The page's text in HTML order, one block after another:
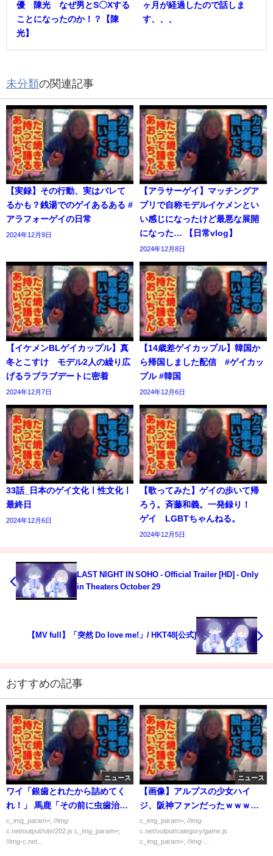
優 陳光 なぜ男とS〇Xする
ことになったのか！？【陳
光】
ヶ月が経過したので話しま
す、、、
未分類の関連記事
【実録】その行動、実はバレて
るかも？銭湯でのゲイあるある #
アラフォーゲイの日常
2024年12月9日
【アラサーゲイ】マッチングア
プリで自称モデルイケメンとい
い感じになったけど最悪な展開
になった… 【日常vlog】
2024年12月8日
【イケメンBLゲイカップル】真
冬とこすけ モデル2人の繰り広
げるラブラブデートに密着
2024年12月7日
【14歳差ゲイカップル】韓国か
ら帰国しました配信 #ゲイカッ
プル #韓国
2024年12月6日
33話_日本のゲイ文化ㅣ性文化ㅣ
最終日
2024年12月6日
【歌ってみた】ゲイの歩いて帰
ろう。斉藤和義。一発録り！
ゲイ LGBTちゃんねる。
2024年12月5日
LAST NIGHT IN SOHO - Official Trailer [HD] - Only
in Theaters October 29
【MV full】「突然 Do love me!」/ HKT48[公式]
おすすめの記事
ニュース
ワイ「銀歯とれたから詰めてく
れ！」 馬鹿「その前に虫歯治療
やね」ﾆｯｺﾘ←は？？？
c_img_param=; //img-
c.net/output/site/202.js c_img_param=;
//img-c.net...
ニュース
【画像】アルプスの少女ハイ
ジ、阪神ファンだったｗｗｗｗ
ｗ
c_img_param=; //img-
c.net/output/category/game.js
c_img_param=; //img-...